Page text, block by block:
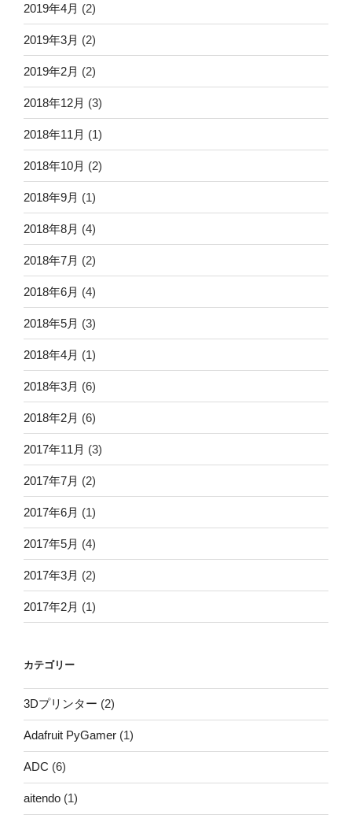
2019年4月 (2)
2019年3月 (2)
2019年2月 (2)
2018年12月 (3)
2018年11月 (1)
2018年10月 (2)
2018年9月 (1)
2018年8月 (4)
2018年7月 (2)
2018年6月 (4)
2018年5月 (3)
2018年4月 (1)
2018年3月 (6)
2018年2月 (6)
2017年11月 (3)
2017年7月 (2)
2017年6月 (1)
2017年5月 (4)
2017年3月 (2)
2017年2月 (1)
カテゴリー
3Dプリンター (2)
Adafruit PyGamer (1)
ADC (6)
aitendo (1)